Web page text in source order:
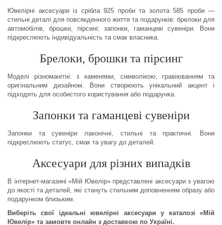
Ювелірні аксесуари із срібла 925 проби та золота 585 проби —
стильні деталі для повсякденного життя та подарунків: брелоки для
автомобілів, брошки, пірсинг, запонки, гаманцеві сувеніри. Вони
підкреслюють індивідуальність та смак власника.
Брелоки, брошки та пірсинг
Моделі різноманітні: з каменями, символікою, гравіюванням та
оригінальним дизайном. Вони створюють унікальний акцент і
підходять для особистого користування або подарунка.
Запонки та гаманцеві сувеніри
Запонки та сувеніри лаконічні, стильні та практичні. Вони
підкреслюють статус, смак та увагу до деталей.
Аксесуари для різних випадків
В інтернет-магазині «Мій Ювелір» представлені аксесуари з увагою
до якості та деталей, які стануть стильним доповненням образу або
подарунком близьким.
Виберіть свої ідеальні ювелірні аксесуари у каталозі «Мій
Ювелір» та замовте онлайн з доставкою по Україні.